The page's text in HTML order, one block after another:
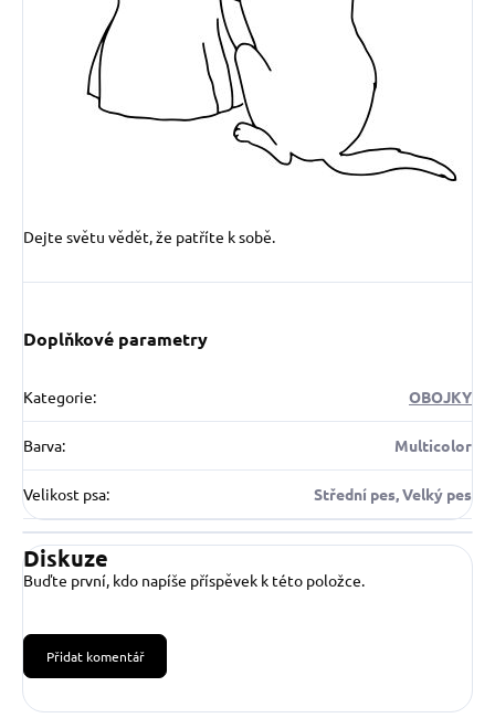
Dejte světu vědět, že patříte k sobě.
Doplňkové parametry
Kategorie: OBOJKY
Barva: Multicolor
Velikost psa: Střední pes, Velký pes
Diskuze
Buďte první, kdo napíše příspěvek k této položce.
Přidat komentář